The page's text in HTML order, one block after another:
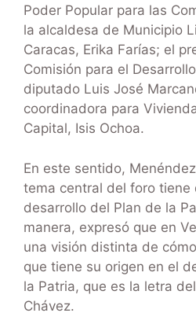
Poder Popular para las
la alcaldesa de Municipio
Caracas, Erika Farías; el
Comisión para el
diputado Luis José
coordinadora para
Capital, Isis Ochoa.
En este sentido,
tema central del foro tiene
desarrollo del Plan de la
manera, expresó que en
una visión distinta de
que tiene su origen en el
la Patria, que es la letra
Chávez.